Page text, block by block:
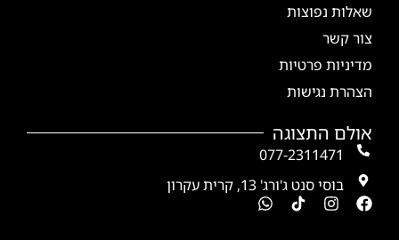
שאלות נפוצות
צור קשר
מדיניות פרטיות
הצהרת נגישות
אולם התצוגה
077-2311471
בוסי סנט ג'ורג' 13, קרית עקרון